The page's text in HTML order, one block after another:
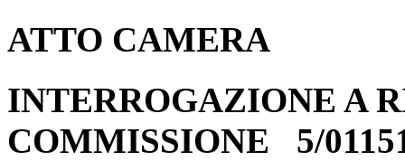
ATTO CAMERA
INTERROGAZIONE A
COMMISSIONE 5/